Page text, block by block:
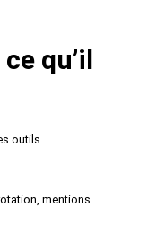
qu’il
outils.
mentions